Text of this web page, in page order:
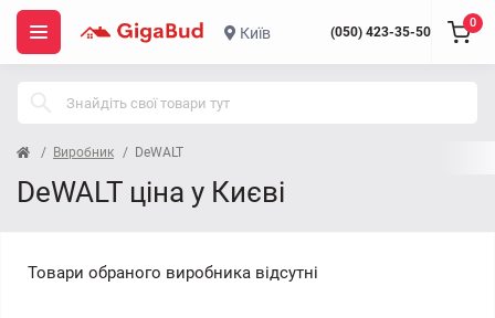
Київ (050) 423-35-50
0
Виробник DeWALT
DeWALT ціна у Києві
Товари обраного виробника відсутні